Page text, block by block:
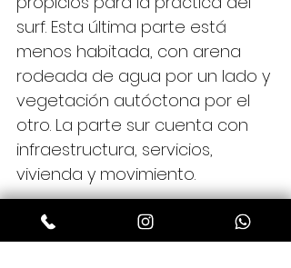
surf. Esta última parte está
menos habitada, con arena
rodeada de agua por un lado y
vegetación autóctona por el
otro. La parte sur cuenta con
infraestructura, servicios,
vivienda y movimiento.
Playa de la Galheta
Praia da Galheta es la única